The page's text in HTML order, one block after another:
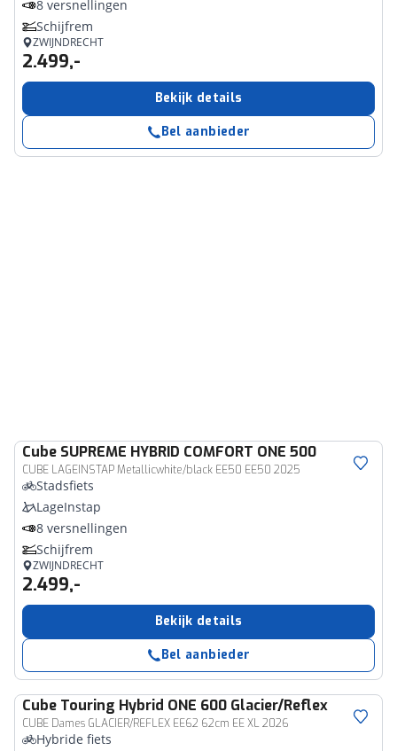
8 versnellingen
Schijfrem
ZWIJNDRECHT
2.499,-
Bekijk details
Bel aanbieder
Cube SUPREME HYBRID COMFORT ONE 500
CUBE LAGEINSTAP Metallicwhite/black EE50 EE50 2025
Stadsfiets
LageInstap
8 versnellingen
Schijfrem
ZWIJNDRECHT
2.499,-
Bekijk details
Bel aanbieder
Cube Touring Hybrid ONE 600 Glacier/Reflex
CUBE Dames GLACIER/REFLEX EE62 62cm EE XL 2026
Hybride fiets